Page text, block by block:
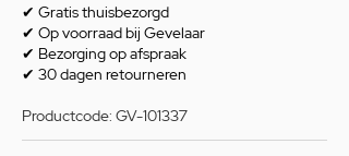
✔ Gratis thuisbezorgd
✔ Op voorraad bij Gevelaar
✔ Bezorging op afspraak
✔ 30 dagen retourneren
Productcode: GV-101337